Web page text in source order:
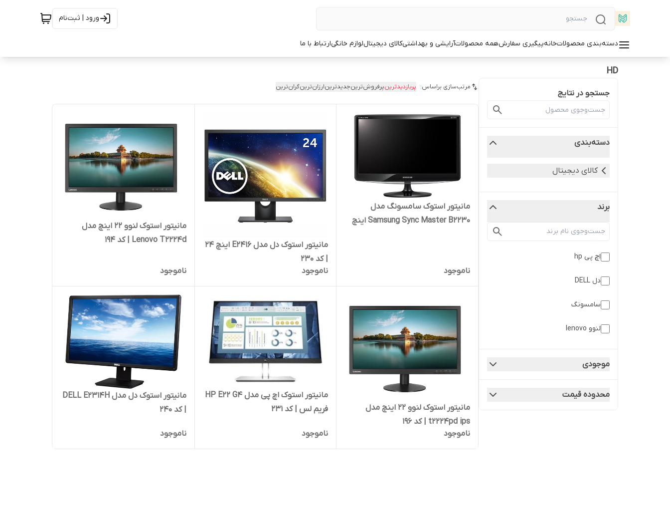
ورود | ثبت‌نام
دسته‌بندی محصولاتخانهپیگیری سفارشهمه محصولاتآرایشی و بهداشتیکالای دیجیتاللوازم خانگیارتباط با ما
HD
جستجو در نتایج
دسته‌بندی
کالای دیجیتال
برند
اچ پی hp
دل DELL
سامسونگ
لنوو lenovo
موجودی
محدوده قیمت
مرتب‌سازی براساس: پربازدیدترینپرفروش‌ترینجدیدترینارزان‌ترینگران‌ترین
مانیتور استوک سامسونگ مدل
Samsung Sync Master B2230 اینچ
ناموجود
مانیتور استوک دل مدل E2416 اینچ 24
| کد 230
ناموجود
مانیتور استوک لنوو 22 اینچ مدل
Lenovo T2224d | کد 194
ناموجود
مانیتور استوک لنوو 22 اینچ مدل
t2224pd ips | کد 196
ناموجود
مانیتور استوک اچ پی مدل HP E22 G4
فریم لس | کد 231
ناموجود
مانیتور استوک دل مدل DELL E2314H
| کد 240
ناموجود